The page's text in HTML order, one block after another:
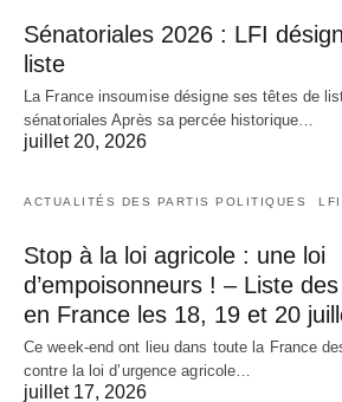
Sénatoriales 2026 : LFI
liste
La France insoumise désigne ses têtes de
sénatoriales Après sa percée historique…
juillet 20, 2026
ACTUALITÉS DES PARTIS POLITIQUES LFI
Stop à la loi agricole : une loi
d’empoisonneurs ! – Liste
en France les 18, 19 et 20
Ce week-end ont lieu dans toute la France
contre la loi d’urgence agricole…
juillet 17, 2026